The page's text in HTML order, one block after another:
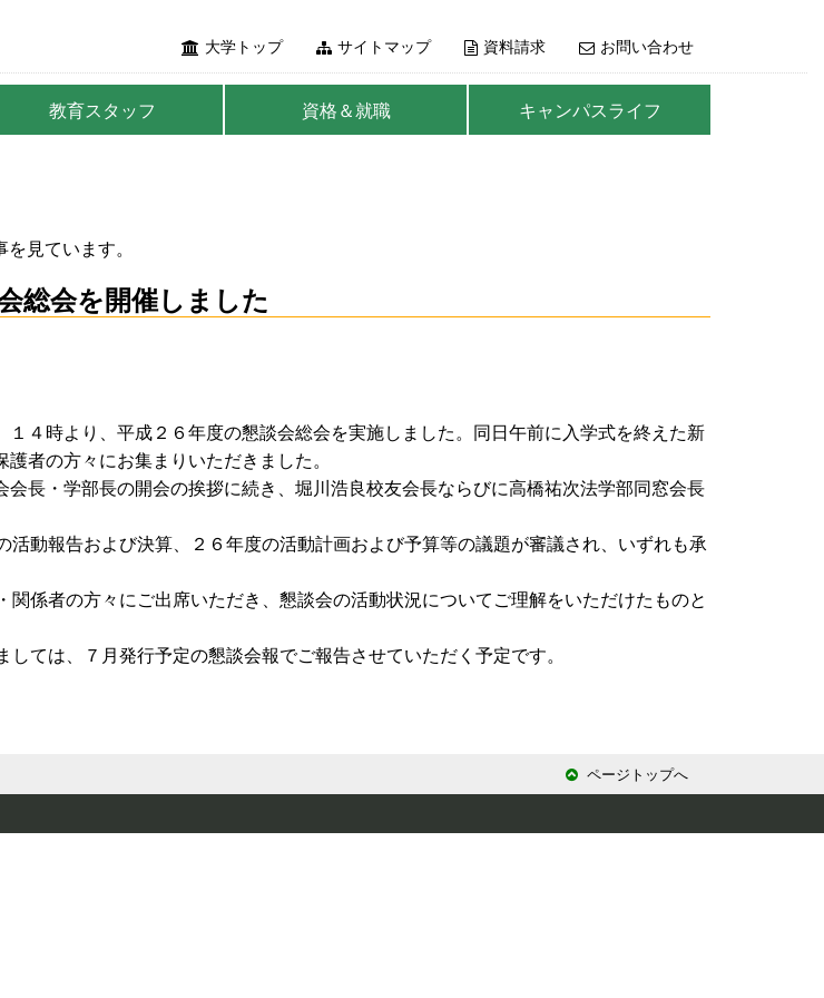
大学トップ サイトマップ 資料請求 お問い合わせ
教育スタッフ 資格＆就職 キャンパスライフ
見ています。
総会を開催しました
４時より、平成２６年度の懇談会総会を実施しました。同日午前に入学式を終えた新
護者の方々にお集まりいただきました。
長・学部長の開会の挨拶に続き、堀川浩良校友会長ならびに高橋祐次法学部同窓会長
動報告および決算、２６年度の活動計画および予算等の議題が審議され、いずれも承
係者の方々にご出席いただき、懇談会の活動状況についてご理解をいただけたものと
ては、７月発行予定の懇談会報でご報告させていただく予定です。
ページトップへ